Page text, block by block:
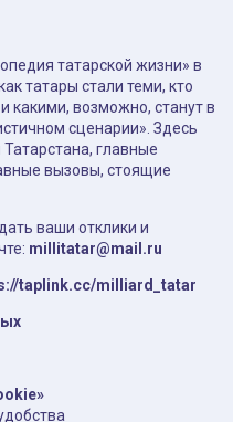
татарской жизни» в
татары стали теми, кто
какими, возможно, станут в
сценарии». Здесь
главные
вызовы, стоящие
ваши отклики и
millitatar@mail.ru
taplink.cc/milliard_tatar